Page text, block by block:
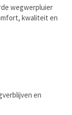
wegwerpluier
kwaliteit en
en